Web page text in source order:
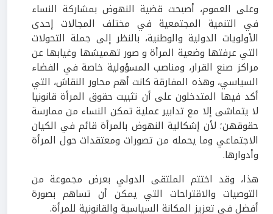
وعلى العموم، أصبحت قضية النهوض بمشاركة النساء
في التنمية المجتمعية في مختلف المجالات إحدى
الأولويات الدولية والوطنية، بالنظر إلى جملة التحولات
التي عرفتها وضعية المرأة و صور تهميشها وغيابها عن
مراكز صنع القرار، ومناصب المسؤولية خاصة في الفضاء
السياسي، وهذه المفارقة كانت أهم محاور النقاش، التي
أكد فيها المتدخلون على أن تثبيت حقوق المرأة قانونيا
لا يتماشى إلا مع تدابير عملية تمكن النساء من ممارسة
حقوقهن؛ لأن إشكالية النهوض بالمرأة قائم في الكيان
الاجتماعي وما يحمله من تصورات ومعتقدات حول المرأة
وأدوارها.
هذا، وقد اختتم الملتقى الدولي بعرض مجموعة من
التوصيات والاقتراحات التي يمكن أن تساهم بصورة
أفضل في تعزيز المكانة السياسية والقانونية للمرأة.